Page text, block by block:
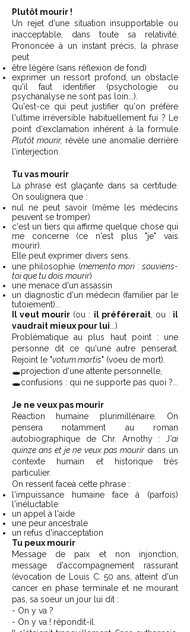
Plutôt mourir !
Un rejet d'une situation insupportable ou
inacceptable, dans toute sa relativité.
Prononcée à un instant précis, la phrase
peut
être légère (sans réflexion de fond)
exprimer un ressort profond, un obstacle
qu'il faut identifier (psychologie ou
psychanalyse ne sont pas loin...).
Qu'est-ce qui peut justifier qu'on préfère
l'ultime irréversible habituellement fui ? Le
point d'exclamation inhérent à la formule
Plutôt mourir, révèle une anomalie derrière
l'interjection.
Tu vas mourir
La phrase est glaçante dans sa certitude.
On soulignera que :
nul ne peut savoir (même les médecins
peuvent se tromper)
c'est un tiers qui affirme quelque chose qui
me concerne (ce n'est plus "je" vais
mourir).
Elle peut exprimer divers sens.
une philosophie (memento mori : souviens-
toi que tu dois mourir)
une menace d'un assassin
un diagnostic d'un médecin (familier par le
tutoiement)...
Il veut mourir (ou : il préférerait, ou : il
vaudrait mieux pour lui ...)
Problématique au plus haut point : une
personne dit ce qu'une autre penserait.
Rejoint le "votum mortis" (voeu de mort).
🕳️projection d'une attente personnelle,
🕳️confusions : qui ne supporte pas quoi ?...
Je ne veux pas mourir
Réaction humaine plurimillénaire. On
pensera notamment au roman
autobiographique de Chr. Arnothy : J'ai
quinze ans et je ne veux pas mourirdans un
contexte humain et historique très
particulier.
On ressent faceà cette phrase :
l'impuissance humaine face à (parfois)
l'inéluctable
un appel à l'aide
une peur ancestrale
un refus d'inacceptation
Tu peux mourir
Message de paix et non injonction,
message d'accompagnement rassurant
(évocation de Louis C. 50 ans, atteint d'un
cancer en phase terminale et ne mourant
pas, sa soeur un jour lui dit :
- On y va ?
- On y va ! répondit-il.